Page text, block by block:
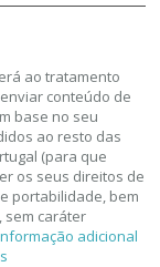
ao tratamento
conteúdo de
base no seu
ao resto das
(para que
os seus direitos de
portabilidade, bem
sem caráter
adicional